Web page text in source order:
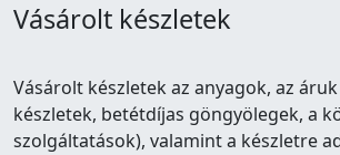
Vásárolt készletek
Vásárolt készletek az anyagok, az
készletek, betétdíjas göngyölegek, a
szolgáltatások), valamint a készletre